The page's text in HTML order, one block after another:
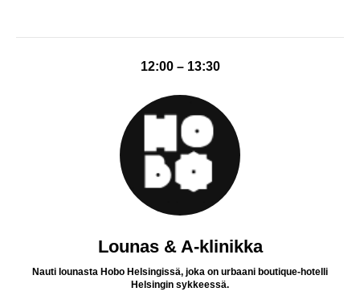
12:00 – 13:30
Lounas & A-klinikka
Nauti lounasta Hobo Helsingissä, joka on urbaani boutique-hotelli
Helsingin sykkeessä.